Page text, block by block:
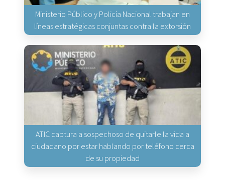
Ministerio Público y Policía Nacional trabajan en
líneas estratégicas conjuntas contra la extorsión
ATIC captura a sospechoso de quitarle la vida a
ciudadano por estar hablando por teléfono cerca
de su propiedad